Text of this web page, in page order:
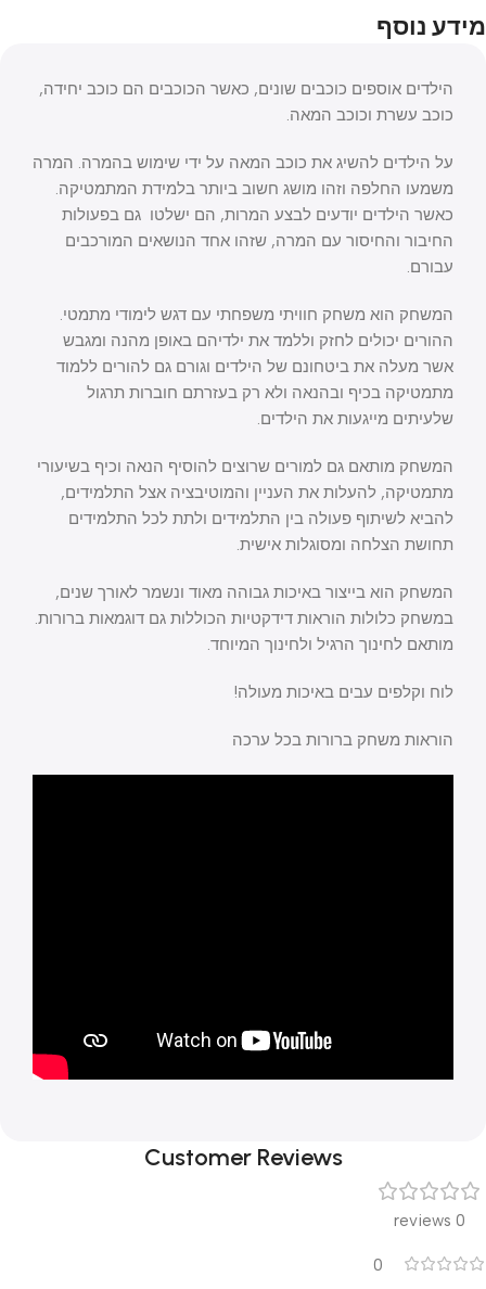
מידע נוסף
הילדים אוספים כוכבים שונים, כאשר הכוכבים הם כוכב יחידה,
כוכב עשרת וכוכב המאה.
על הילדים להשיג את כוכב המאה על ידי שימוש בהמרה. המרה
משמעו החלפה וזהו מושג חשוב ביותר בלמידת המתמטיקה.
כאשר הילדים יודעים לבצע המרות, הם ישלטו גם בפעולות
החיבור והחיסור עם המרה, שזהו אחד הנושאים המורכבים
עבורם.
המשחק הוא משחק חוויתי משפחתי עם דגש לימודי מתמטי.
ההורים יכולים לחזק וללמד את ילדיהם באופן מהנה ומגבש
אשר מעלה את ביטחונם של הילדים וגורם גם להורים ללמוד
מתמטיקה בכיף ובהנאה ולא רק בעזרתם חוברות תרגול
שלעיתים מייגעות את הילדים.
המשחק מותאם גם למורים שרוצים להוסיף הנאה וכיף בשיעורי
מתמטיקה, להעלות את העניין והמוטיבציה אצל התלמידים,
להביא לשיתוף פעולה בין התלמידים ולתת לכל התלמידים
תחושת הצלחה ומסוגלות אישית.
המשחק הוא בייצור באיכות גבוהה מאוד ונשמר לאורך שנים,
במשחק כלולות הוראות דידקטיות הכוללות גם דוגמאות ברורות.
מותאם לחינוך הרגיל ולחינוך המיוחד.
לוח וקלפים עבים באיכות מעולה!
הוראות משחק ברורות בכל ערכה
Customer Reviews
0 reviews
0